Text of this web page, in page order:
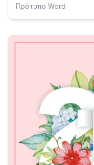
Πρότυπο Word